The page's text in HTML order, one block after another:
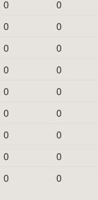
0
0
0
0
0
0
0
0
0
0
0
0
0
0
0
0
0 0